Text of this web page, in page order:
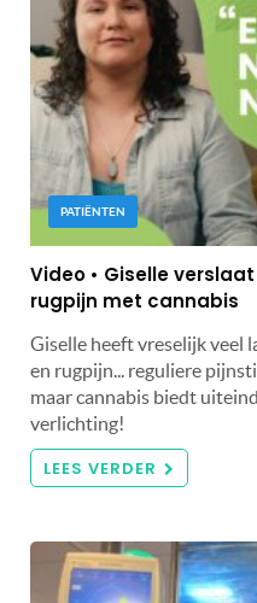
PATIËNTEN
Video • Giselle
rugpijn met cannabis
Giselle heeft vreselijk veel
en rugpijn... reguliere
maar cannabis biedt
verlichting!
LEES VERDER